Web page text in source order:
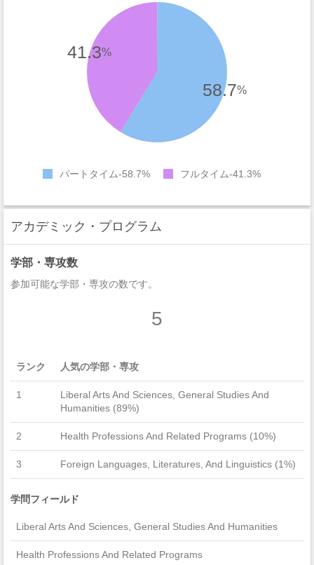
58.7%
41.3%
パートタイム 58.7% フルタイム 41.3%
アカデミック・プログラム
学部・専攻数
参加可能な学部・専攻の数です。
5
ランク 人気の学部・専攻
1
Liberal Arts And Sciences, General Studies And
Humanities (89%)
2 Health Professions And Related Programs (10%)
3 Foreign Languages, Literatures, And Linguistics (1%)
学問フィールド
Liberal Arts And Sciences, General Studies And Humanities
Health Professions And Related Programs